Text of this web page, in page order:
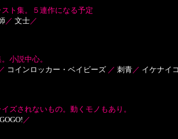
ト集。５連作になる予定
／ 文士／
小説中心。
コインロッカー・ベイビーズ ／ 刺青／ イケナイ
ズされないもの。動くモノもあり。
GOGO! ／